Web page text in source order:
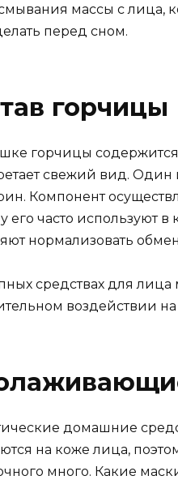
массы с лица,
перед сном.
горчицы
горчицы
свежий вид. Один
Компонент
его часто используют
нормализовать
средствах для
воздействии
домашние
на коже лица,
много. Какие